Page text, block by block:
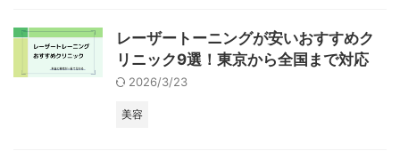
レーザートーニングが安いおすすめク
リニック9選！東京から全国まで対応
2026/3/23
美容